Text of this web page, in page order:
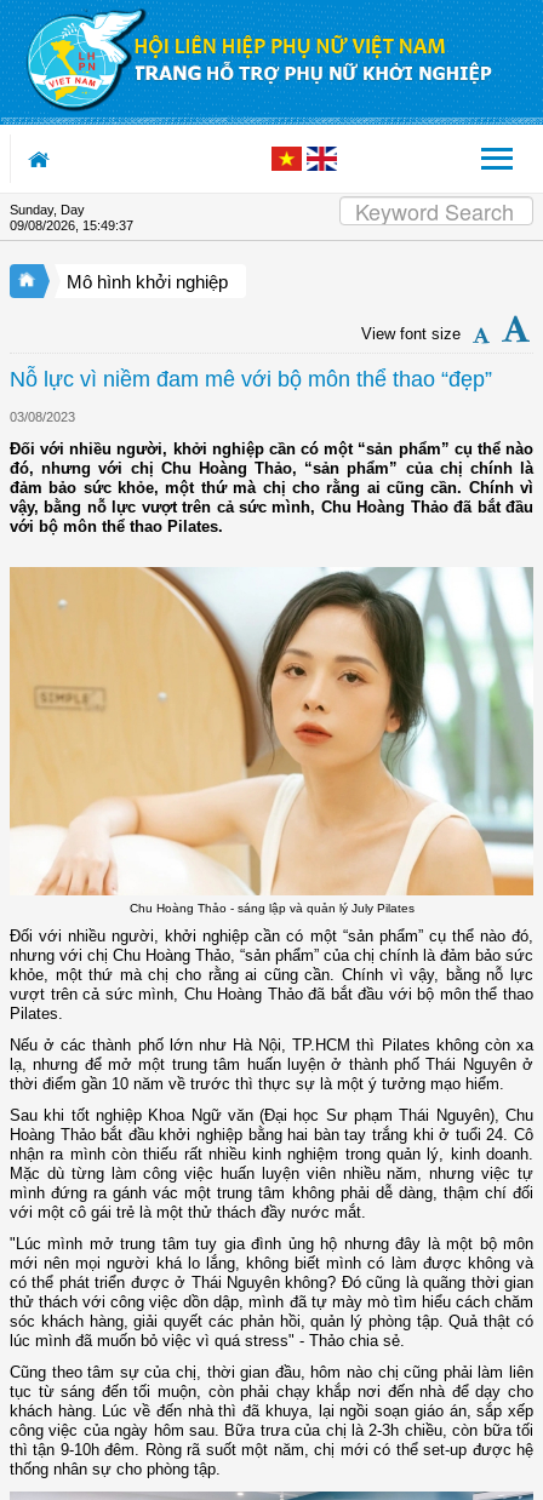
Skip to Content
Sunday, Day
09/08/2026 15:49:37
Mô hình khởi nghiệp
View font size
Nỗ lực vì niềm đam mê với bộ môn thể thao “đẹp”
03/08/2023
Đối với nhiều người, khởi nghiệp cần có một “sản phẩm” cụ thể nào
đó, nhưng với chị Chu Hoàng Thảo, “sản phẩm” của chị chính là
đảm bảo sức khỏe, một thứ mà chị cho rằng ai cũng cần. Chính vì
vậy, bằng nỗ lực vượt trên cả sức mình, Chu Hoàng Thảo đã bắt đầu
với bộ môn thể thao Pilates.
Chu Hoàng Thảo - sáng lập và quản lý July Pilates
Đối với nhiều người, khởi nghiệp cần có một “sản phẩm” cụ thể nào đó,
nhưng với chị Chu Hoàng Thảo, “sản phẩm” của chị chính là đảm bảo sức
khỏe, một thứ mà chị cho rằng ai cũng cần. Chính vì vậy, bằng nỗ lực
vượt trên cả sức mình, Chu Hoàng Thảo đã bắt đầu với bộ môn thể thao
Pilates.
Nếu ở các thành phố lớn như Hà Nội, TP.HCM thì Pilates không còn xa
lạ, nhưng để mở một trung tâm huấn luyện ở thành phố Thái Nguyên ở
thời điểm gần 10 năm về trước thì thực sự là một ý tưởng mạo hiểm.
Sau khi tốt nghiệp Khoa Ngữ văn (Đại học Sư phạm Thái Nguyên), Chu
Hoàng Thảo bắt đầu khởi nghiệp bằng hai bàn tay trắng khi ở tuổi 24. Cô
nhận ra mình còn thiếu rất nhiều kinh nghiệm trong quản lý, kinh doanh.
Mặc dù từng làm công việc huấn luyện viên nhiều năm, nhưng việc tự
mình đứng ra gánh vác một trung tâm không phải dễ dàng, thậm chí đối
với một cô gái trẻ là một thử thách đầy nước mắt.
"Lúc mình mở trung tâm tuy gia đình ủng hộ nhưng đây là một bộ môn
mới nên mọi người khá lo lắng, không biết mình có làm được không và
có thể phát triển được ở Thái Nguyên không? Đó cũng là quãng thời gian
thử thách với công việc dồn dập, mình đã tự mày mò tìm hiểu cách chăm
sóc khách hàng, giải quyết các phản hồi, quản lý phòng tập. Quả thật có
lúc mình đã muốn bỏ việc vì quá stress" - Thảo chia sẻ.
Cũng theo tâm sự của chị, thời gian đầu, hôm nào chị cũng phải làm liên
tục từ sáng đến tối muộn, còn phải chạy khắp nơi đến nhà để dạy cho
khách hàng. Lúc về đến nhà thì đã khuya, lại ngồi soạn giáo án, sắp xếp
công việc của ngày hôm sau. Bữa trưa của chị là 2-3h chiều, còn bữa tối
thì tận 9-10h đêm. Ròng rã suốt một năm, chị mới có thể set-up được hệ
thống nhân sự cho phòng tập.